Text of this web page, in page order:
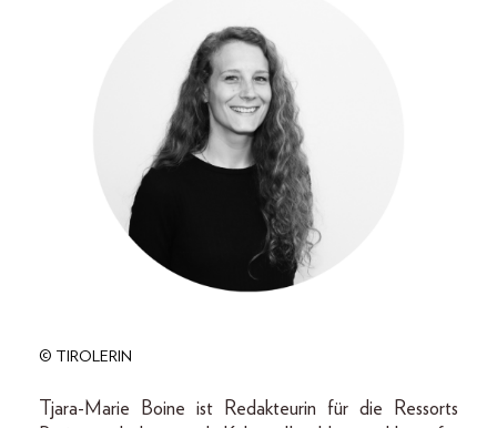
© TIROLERIN
Tjara-Marie Boine ist Redakteurin für die Ressorts